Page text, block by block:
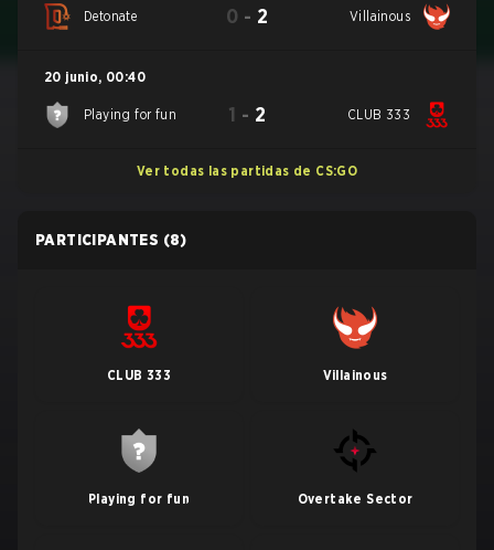
Detonate 0 - 2 Villainous
20 junio, 00:40
Playing for fun 1 - 2 CLUB 333
Ver todas las partidas de CS:GO
PARTICIPANTES (8)
CLUB 333 Villainous
Playing for fun Overtake Sector